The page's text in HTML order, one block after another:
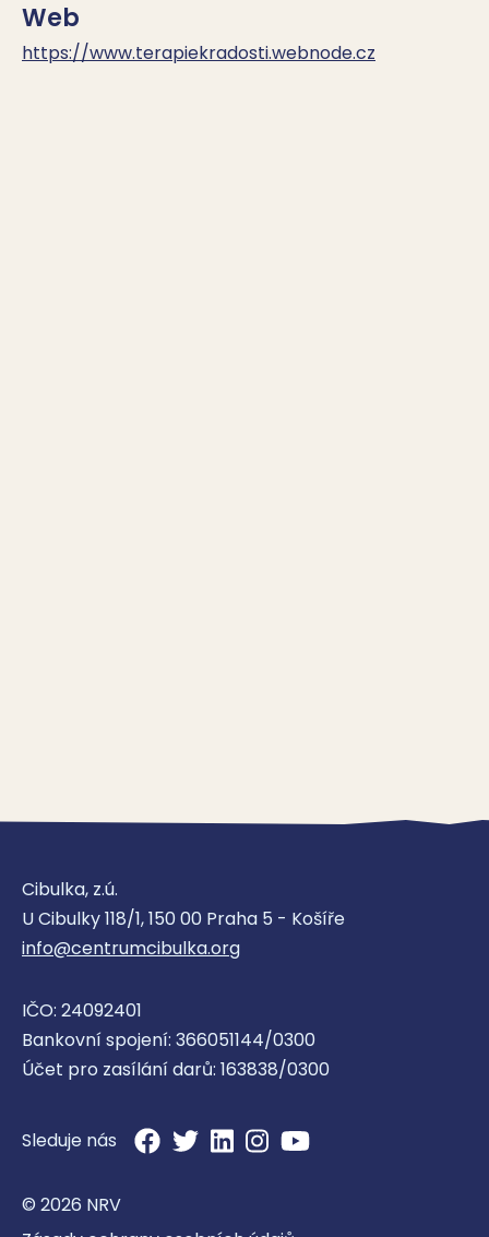
Web
https://www.terapiekradosti.webnode.cz
Cibulka, z.ú.
U Cibulky 118/1, 150 00 Praha 5 - Košíře
info@centrumcibulka.org
IČO: 24092401
Bankovní spojení: 366051144/0300
Účet pro zasílání darů: 163838/0300
Sleduje nás
© 2026 NRV